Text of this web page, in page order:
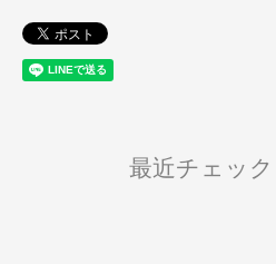
最近チェッ